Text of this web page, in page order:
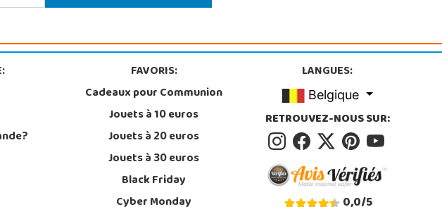
FAVORIS:
Cadeaux pour Communion
Jouets à 10 euros
Jouets à 20 euros
Jouets à 30 euros
Black Friday
LANGUES:
Belgique
RETROUVEZ-NOUS SUR: